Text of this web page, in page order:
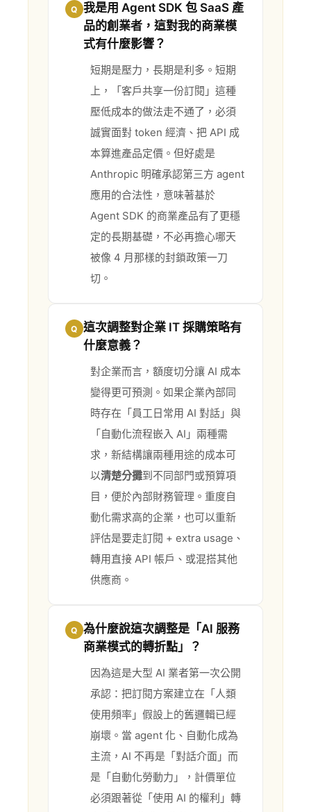
Q 我是用 Agent SDK 包 SaaS 產
品的創業者，這對我的商業模
式有什麼影響？
短期是壓力，長期是利多。短期
上，「客戶共享一份訂閱」這種
壓低成本的做法走不通了，必須
誠實面對 token 經濟、把 API 成
本算進產品定價。但好處是
Anthropic 明確承認第三方 agent
應用的合法性，意味著基於
Agent SDK 的商業產品有了更穩
定的長期基礎，不必再擔心哪天
被像 4 月那樣的封鎖政策一刀
切。
Q 這次調整對企業 IT 採購策略有
什麼意義？
對企業而言，額度切分讓 AI 成本
變得更可預測。如果企業內部同
時存在「員工日常用 AI 對話」與
「自動化流程嵌入 AI」兩種需
求，新結構讓兩種用途的成本可
以清楚分攤到不同部門或預算項
目，便於內部財務管理。重度自
動化需求高的企業，也可以重新
評估是要走訂閱 + extra usage、
轉用直接 API 帳戶、或混搭其他
供應商。
Q 為什麼說這次調整是「AI 服務
商業模式的轉折點」？
因為這是大型 AI 業者第一次公開
承認：把訂閱方案建立在「人類
使用頻率」假設上的舊邏輯已經
崩壞。當 agent 化、自動化成為
主流，AI 不再是「對話介面」而
是「自動化勞動力」，計價單位
必須跟著從「使用 AI 的權利」轉